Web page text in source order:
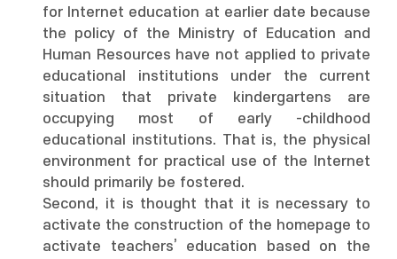
for Internet education at earlier date because
the policy of the Ministry of Education and
Human Resources have not applied to private
educational institutions under the current
situation that private kindergartens are
occupying most of early -childhood
educational institutions. That is, the physical
environment for practical use of the Internet
should primarily be fostered.
Second, it is thought that it is necessary to
activate the construction of the homepage to
activate teachers’ education based on the